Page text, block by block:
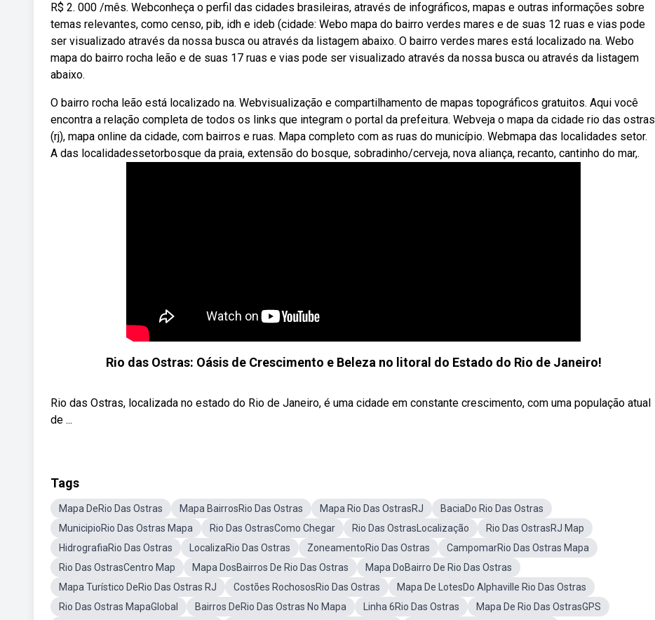
R$ 2. 000 /mês. Webconheça o perfil das cidades brasileiras, através de infográficos, mapas e outras informações sobre
temas relevantes, como censo, pib, idh e ideb (cidade: Webo mapa do bairro verdes mares e de suas 12 ruas e vias pode
ser visualizado através da nossa busca ou através da listagem abaixo. O bairro verdes mares está localizado na. Webo
mapa do bairro rocha leão e de suas 17 ruas e vias pode ser visualizado através da nossa busca ou através da listagem
abaixo.
O bairro rocha leão está localizado na. Webvisualização e compartilhamento de mapas topográficos gratuitos. Aqui você
encontra a relação completa de todos os links que integram o portal da prefeitura. Webveja o mapa da cidade rio das ostras
(rj), mapa online da cidade, com bairros e ruas. Mapa completo com as ruas do município. Webmapa das localidades setor.
A das localidadessetorbosque da praia, extensão do bosque, sobradinho/cerveja, nova aliança, recanto, cantinho do mar,.
Rio das Ostras: Oásis de Crescimento e Beleza no litoral do Estado do Rio de Janeiro!
Rio das Ostras, localizada no estado do Rio de Janeiro, é uma cidade em constante crescimento, com uma população atual
de ...
Tags
Mapa DeRio Das Ostras Mapa BairrosRio Das Ostras Mapa Rio Das OstrasRJ
BaciaDo Rio Das Ostras
MunicipioRio Das Ostras Mapa
Rio Das OstrasComo Chegar Rio Das OstrasLocalização
Rio Das OstrasRJ Map
HidrografiaRio Das Ostras
LocalizaRio Das Ostras ZoneamentoRio Das Ostras
CampomarRio Das Ostras Mapa
Rio Das OstrasCentro Map
Mapa DosBairros De Rio Das Ostras
Mapa DoBairro De Rio Das Ostras
Mapa Turístico DeRio Das Ostras RJ
Costões RochososRio Das Ostras
Mapa De LotesDo Alphaville Rio Das Ostras
Rio Das Ostras MapaGlobal
Bairros DeRio Das Ostras No Mapa Linha 6Rio Das Ostras
Mapa De Rio Das OstrasGPS